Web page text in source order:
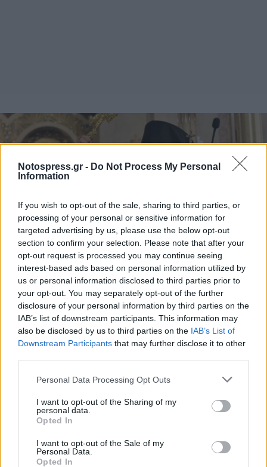
Notospress.gr - Do Not Process My Personal
Information
If you wish to opt-out of the sale, sharing to third parties, or
processing of your personal or sensitive information for
targeted advertising by us, please use the below opt-out
section to confirm your selection. Please note that after your
opt-out request is processed you may continue seeing
interest-based ads based on personal information utilized by
us or personal information disclosed to third parties prior to
your opt-out. You may separately opt-out of the further
disclosure of your personal information by third parties on the
IAB’s list of downstream participants. This information may
also be disclosed by us to third parties on the IAB’s List of
Downstream Participants that may further disclose it to other
Personal Data Processing Opt Outs
I want to opt-out of the Sharing of my
personal data.
Opted In
I want to opt-out of the Sale of my
Personal Data.
Opted In
TAGS: ΕΚΚΛΗΣΙΑ